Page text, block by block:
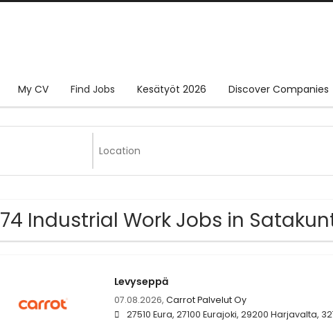
My CV Find Jobs Kesätyöt 2026 Discover Companies
74 Industrial Work Jobs in
Levyseppä
07.08.2026, Carrot Palvelut Oy
27510 Eura, 27100 Eurajoki, 29200 Harjavalta,